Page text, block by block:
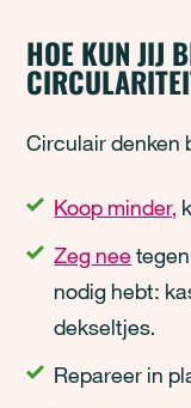
HOE KUN JIJ
Circulair denken
Koop minder,
Zeg nee
nodig hebt:
dekseltjes.
Repareer in